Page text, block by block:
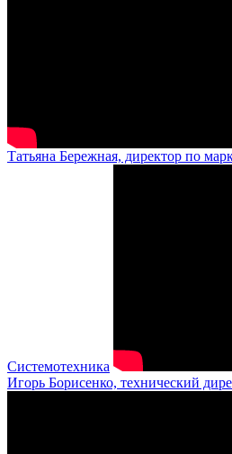
Татьяна Бережная, директор по
Системотехника
Игорь Борисенко, технический